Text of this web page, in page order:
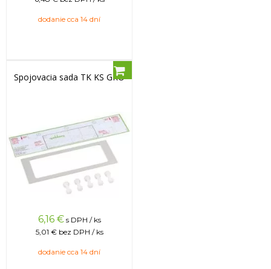
dodanie cca 14 dní
Spojovacia sada TK KS GRO
6,16 € s DPH / ks
5,01 € bez DPH / ks
dodanie cca 14 dní